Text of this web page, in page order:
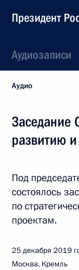
Президент
Аудиозаписи
Аудио
Заседание
развитию
Под
состоялось
по
проектам.
25 декабря 2019
Москва, Кремль